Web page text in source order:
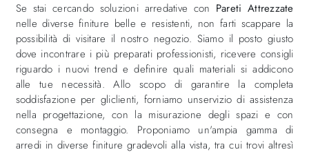
Se stai cercando soluzioni arredative con Pareti Attrezzate
nelle diverse finiture belle e resistenti, non farti scappare la
possibilità di visitare il nostro negozio. Siamo il posto giusto
dove incontrare i più preparati professionisti, ricevere consigli
riguardo i nuovi trend e definire quali materiali si addicono
alle tue necessità. Allo scopo di garantire la completa
soddisfazione per gliclienti, forniamo unservizio di assistenza
nella progettazione, con la misurazione degli spazi e con
consegna e montaggio. Proponiamo un'ampia gamma di
arredi in diverse finiture gradevoli alla vista, tra cui trovi altresì